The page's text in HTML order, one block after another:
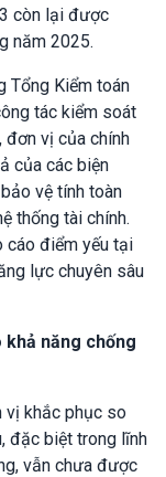
còn lại được
năm 2025.
Tổng Kiểm toán
tác kiểm soát
đơn vị của chính
của các biện
vệ tính toàn
thống tài chính.
cáo điểm yếu tại
lực chuyên sâu
năng chống
vị khắc phục so
đặc biệt trong lĩnh
vẫn chưa được